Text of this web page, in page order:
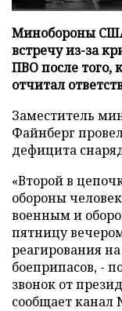
Минобороны
встречу из-за
ПВО после того,
отчитал
Заместитель
Файнберг
дефицита
«Второй в
обороны
военным и
пятницу
реагирования
боеприпасов, -
звонок от
сообщает канал